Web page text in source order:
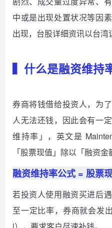
中或是出现处置状况等因
出现，台股详细资讯以台湾
▍什么是融资维持
券商将钱借给投资人，为
人无法还钱，因此会有一
维持率」，英文是
「股票现值」除以「融资金
融资维持率公式 = 股票
若投资人使用融资买进后
至一定比率，券商就会发